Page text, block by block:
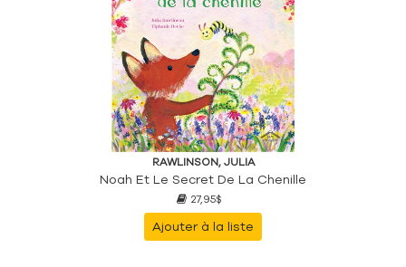
RAWLINSON, JULIA
Noah Et Le Secret De La Chenille
27,95$
Ajouter à la liste